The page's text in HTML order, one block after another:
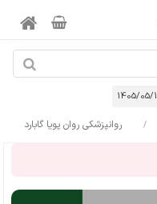
روانپزشکی روان پویا گابارد